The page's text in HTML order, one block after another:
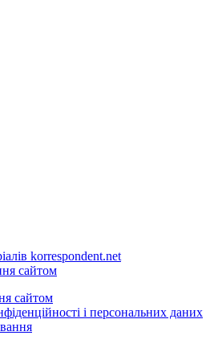
korrespondent.net
сайтом
сайтом
і персональних даних